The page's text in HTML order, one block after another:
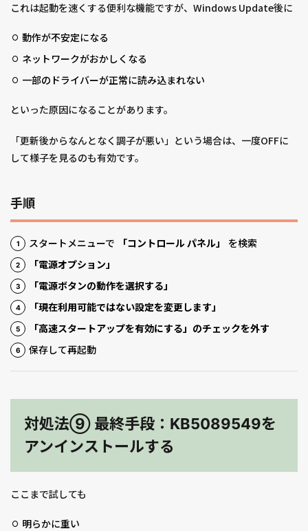
これは起動を速くする便利な機能ですが、Windows Update後に
動作が不安定になる
ネットワークがおかしくなる
一部のドライバーが正常に読み込まれない
といった原因になることがあります。
「更新後からなんとなく調子が悪い」という場合は、一度OFFに
して様子を見るのも有効です。
手順
スタートメニューで 「コントロール パネル」
を検索
「電源オプション」
「電源ボタンの動作を選択する」
「現在利用可能ではない設定を変更します」
「高速スタートアップを有効にする」のチェックを外す
保存して再起動
対処法⑨ 最終手段：KB5089549を
アンインストールする
ここまで試しても
明らかに重い